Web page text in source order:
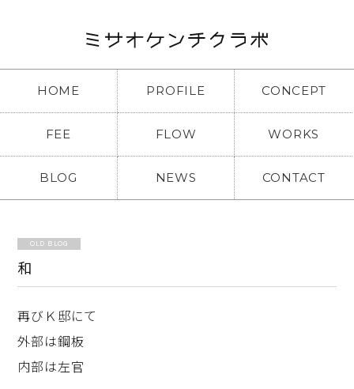
HOME PROFILE CONCEPT
FEE FLOW WORKS
BLOG NEWS CONTACT
OLD BLOG
和
再びＫ邸にて
外部は鋼板
内部は左官